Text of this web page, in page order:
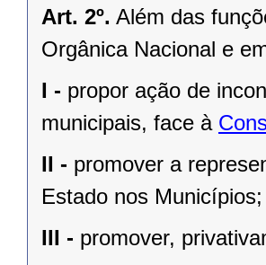
Art. 2º. Além das
Orgânica Nacional e
I - propor ação de
municipais, face à
II - promover a
Estado nos Municípios;
III - promover,